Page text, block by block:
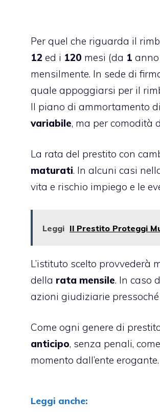
Per quel che riguarda il
12 ed i 120 mesi (da 1
mensilmente. In sede di
quale appoggiarsi per il
Il piano di ammortamento
variabile, ma per comodità
La rata del prestito con
maturati. In alcuni casi
vita e rischio impiego e le
Leggi Il Prestito Proteggi
L’istituto scelto provvederà
della rata mensile. In caso
azioni giudiziarie
Come ogni genere di
anticipo, senza penali,
momento dall’ente erogante.
Leggi anche: